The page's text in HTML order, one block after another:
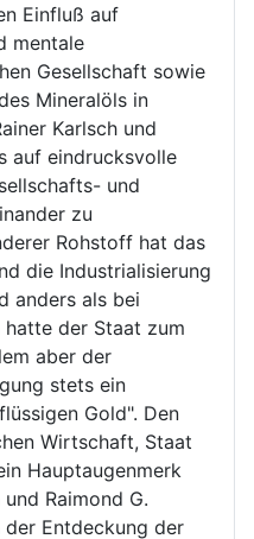
Einfluß auf
mentale
Gesellschaft sowie
Mineralöls in
Karlsch und
auf eindrucksvolle
und
zu
Rohstoff hat das
die Industrialisierung
anders als bei
hatte der Staat zum
aber der
stets ein
Gold". Den
Wirtschaft, Staat
Hauptaugenmerk
Raimond G.
Entdeckung der